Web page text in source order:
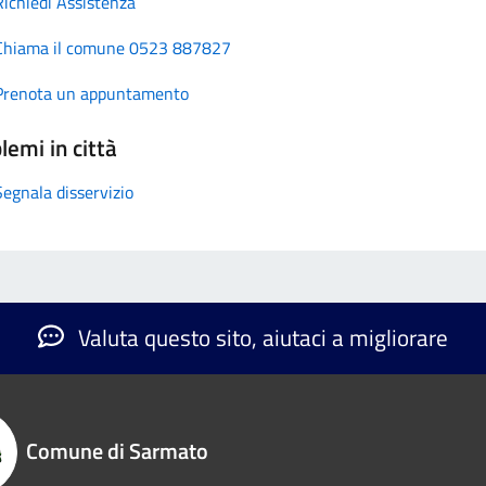
il comune 0523 887827
un appuntamento
in città
disservizio
Valuta questo sito, aiutaci a migliorare
Comune di Sarmato